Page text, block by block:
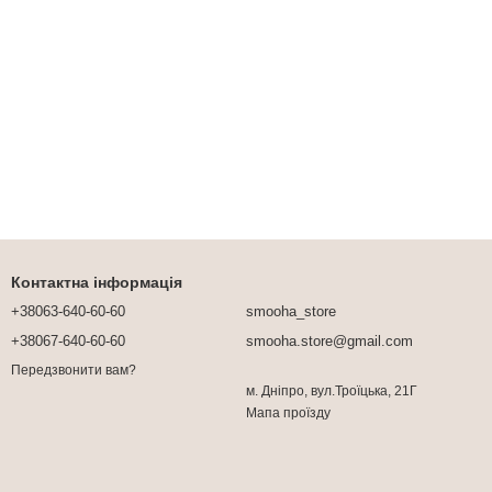
Контактна інформація
+38063-640-60-60
+38067-640-60-60
Передзвонити вам?
smooha_store
smooha.store@gmail.com
м. Дніпро, вул.Троїцька, 21Г
Мапа проїзду